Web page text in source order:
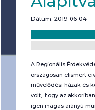
Dátum: 2019-06-04
A Regionális
országosan elismert
művelődési házak és
volt, hogy az
igen magas arányú